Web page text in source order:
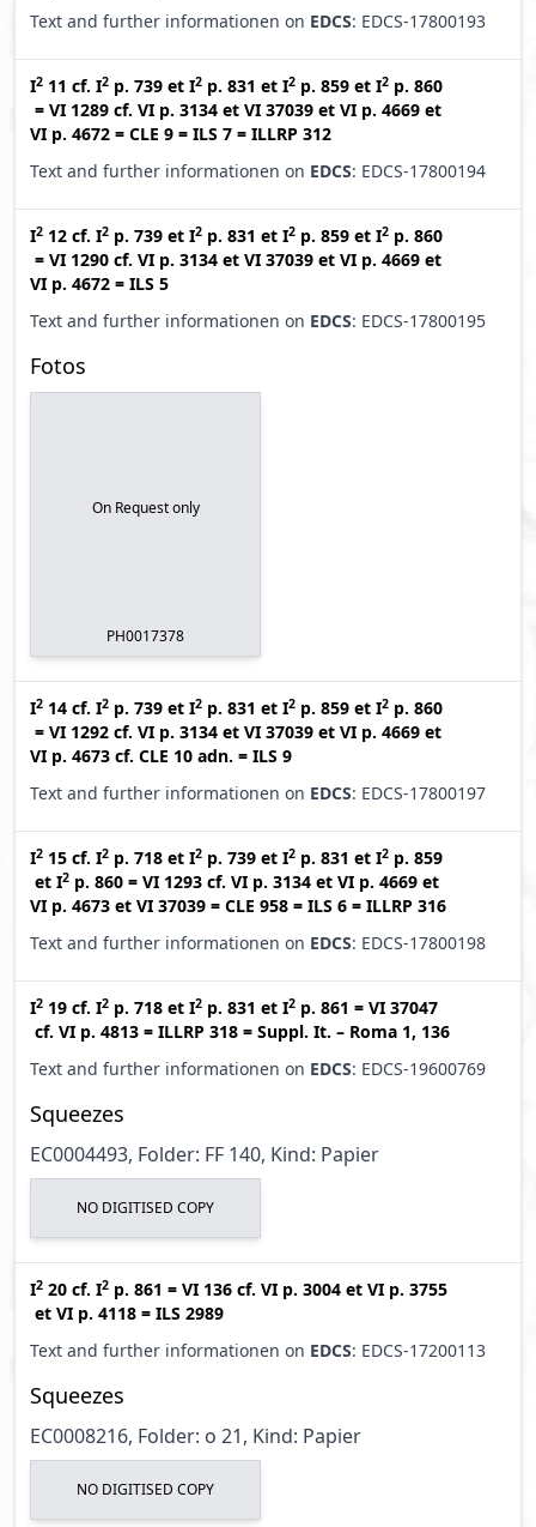
Text and further informationen on EDCS: EDCS-17800193
I2 11 cf. I2 p. 739 et I2 p. 831 et I2 p. 859 et I2 p. 860
= VI 1289 cf. VI p. 3134 et VI 37039 et VI p. 4669 et
VI p. 4672 = CLE 9 = ILS 7 = ILLRP 312
Text and further informationen on EDCS: EDCS-17800194
I2 12 cf. I2 p. 739 et I2 p. 831 et I2 p. 859 et I2 p. 860
= VI 1290 cf. VI p. 3134 et VI 37039 et VI p. 4669 et
VI p. 4672 = ILS 5
Text and further informationen on EDCS: EDCS-17800195
Fotos
On Request only
PH0017378
I2 14 cf. I2 p. 739 et I2 p. 831 et I2 p. 859 et I2 p. 860
= VI 1292 cf. VI p. 3134 et VI 37039 et VI p. 4669 et
VI p. 4673 cf. CLE 10 adn. = ILS 9
Text and further informationen on EDCS: EDCS-17800197
I2 15 cf. I2 p. 718 et I2 p. 739 et I2 p. 831 et I2 p. 859
et I2 p. 860 = VI 1293 cf. VI p. 3134 et VI p. 4669 et
VI p. 4673 et VI 37039 = CLE 958 = ILS 6 = ILLRP 316
Text and further informationen on EDCS: EDCS-17800198
I2 19 cf. I2 p. 718 et I2 p. 831 et I2 p. 861 = VI 37047
cf. VI p. 4813 = ILLRP 318 = Suppl. It. – Roma 1, 136
Text and further informationen on EDCS: EDCS-19600769
Squeezes
EC0004493, Folder: FF 140, Kind: Papier
NO DIGITISED COPY
I2 20 cf. I2 p. 861 = VI 136 cf. VI p. 3004 et VI p. 3755
et VI p. 4118 = ILS 2989
Text and further informationen on EDCS: EDCS-17200113
Squeezes
EC0008216, Folder: o 21, Kind: Papier
NO DIGITISED COPY